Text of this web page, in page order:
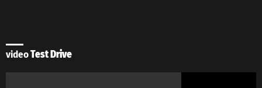
videoTest Drive